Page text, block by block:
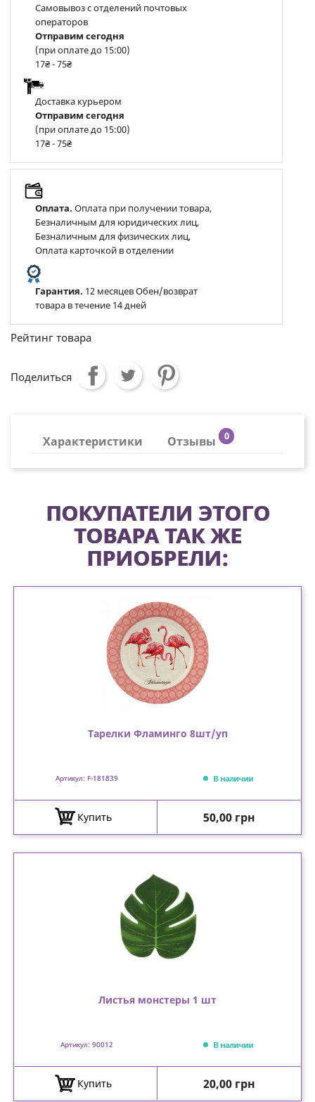
Самовывоз с отделений почтовых
операторов
Отправим сегодня
(при оплате до 15:00)
17₴ - 75₴
Доставка курьером
Отправим сегодня
(при оплате до 15:00)
17₴ - 75₴
Оплата. Оплата при получении товара,
Безналичным для юридических лиц,
Безналичным для физических лиц,
Оплата карточкой в отделении
Гарантия. 12 месяцев Обен/возврат
товара в течение 14 дней
Рейтинг товара
Поделиться
Характеристики Отзывы 0
ПОКУПАТЕЛИ ЭТОГО
ТОВАРА ТАК ЖЕ
ПРИОБРЕЛИ:
Тарелки Фламинго 8шт/уп
Артикул: F-181839 В наличии
Купить Цена
50,00 грн
Листья монстеры 1 шт
Артикул: 90012 В наличии
Купить Цена
20,00 грн